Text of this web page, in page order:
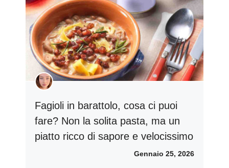
Fagioli in barattolo, cosa ci puoi
fare? Non la solita pasta, ma un
piatto ricco di sapore e velocissimo
Gennaio 25, 2026